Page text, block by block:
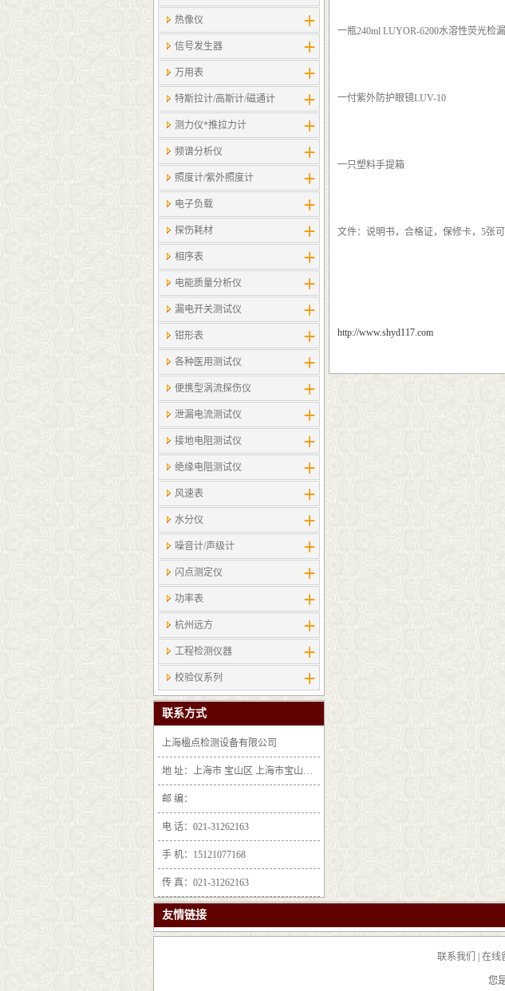
热像仪
信号发生器
万用表
特斯拉计/高斯计​/磁通计
测力仪*推拉力计
频谱分析仪
照度计/紫外照度计
电子负载
探伤耗材
相序表
电能质量分析仪
漏电开关测试仪
钳形表
各种医用测试仪
便携型涡流探伤仪
泄漏电流测试仪
接地电阻测试仪
绝缘电阻测试仪
风速表
水分仪
噪音计/声级计
闪点测定仪
功率表
杭州远方
工程检测仪器
校验仪系列
联系方式
上海楹点检测设备有限公司
地 址：上海市 宝山区 上海市宝山区沪太路6397号1-2层F25区1011室
邮 编：
电 话：021-31262163
手 机：15121077168
传 真：021-31262163
一瓶240ml LUYOR-6200水溶性荧光检
一付紫外防护眼镜LUV-10
一只塑料手提箱
文件：说明书，合格证，保修卡，5张
http://www.shyd117.com
友情链接
联系我们 在线
您